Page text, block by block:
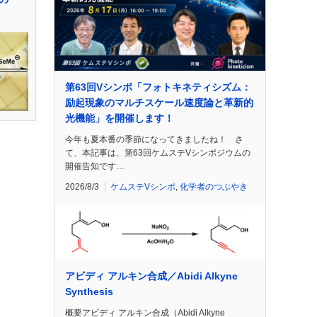
第63回Vシンポ「フォトキネティシズム：
励起現象のマルチスケール速度論と革新的
光機能」を開催します！
今年も夏本番の季節になってきましたね！ さ
て、本記事は、第63回ケムステVシンポジウムの
開催告知です…
2026/8/3 ケムステVシンポ, 化学者のつぶやき
アビディ アルキン合成／Abidi Alkyne
Synthesis
概要アビディ アルキン合成（Abidi Alkyne